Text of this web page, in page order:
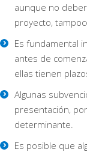
aunque no
proyecto,
Es fundamental
antes de
ellas tienen
Algunas
presentación,
determinante.
Es posible que